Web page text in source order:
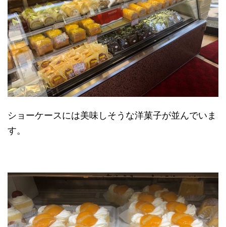
ショーケースには美味しそうな洋菓子が並んでいま
す。